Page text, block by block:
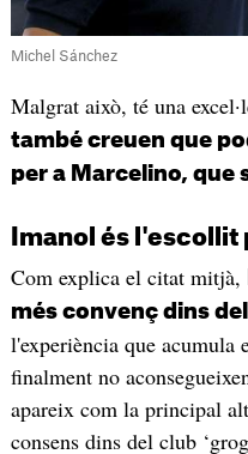
Michel Sánchez
Malgrat això, té una
també creuen que
per a Marcelino, que
Imanol és l'escollit
Com explica el citat mitjà,
més convenç dins
l'experiència que acumula
finalment no
apareix com la principal
consens dins del club